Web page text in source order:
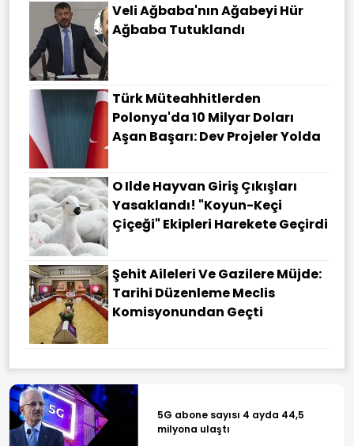
Veli Ağbaba'nın Ağabeyi Hür
Ağbaba Tutuklandı
Türk Müteahhitlerden
Polonya'da 10 Milyar Doları
Aşan Başarı: Dev Projeler Yolda
O Ilde Hayvan Giriş Çıkışları
Yasaklandı! "Koyun-Keçi
Çiçeği" Ekipleri Harekete Geçirdi
Şehit Aileleri Ve Gazilere Müjde:
Tarihi Düzenleme Meclis
Komisyonundan Geçti
5G abone sayısı 4 ayda 44,5
milyona ulaştı